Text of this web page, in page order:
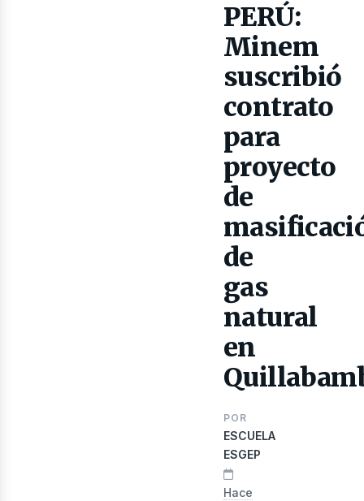
PERÚ:
Minem
suscribió
contrato
para
proyecto
de
de
gas
natural
en
POR
ESCUELA
ESGEP
Hace